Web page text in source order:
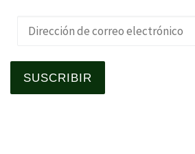
Dirección de correo electrónico
SUSCRIBIR